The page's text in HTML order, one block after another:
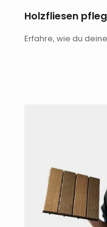
Holzfliesen
Erfahre, wie du